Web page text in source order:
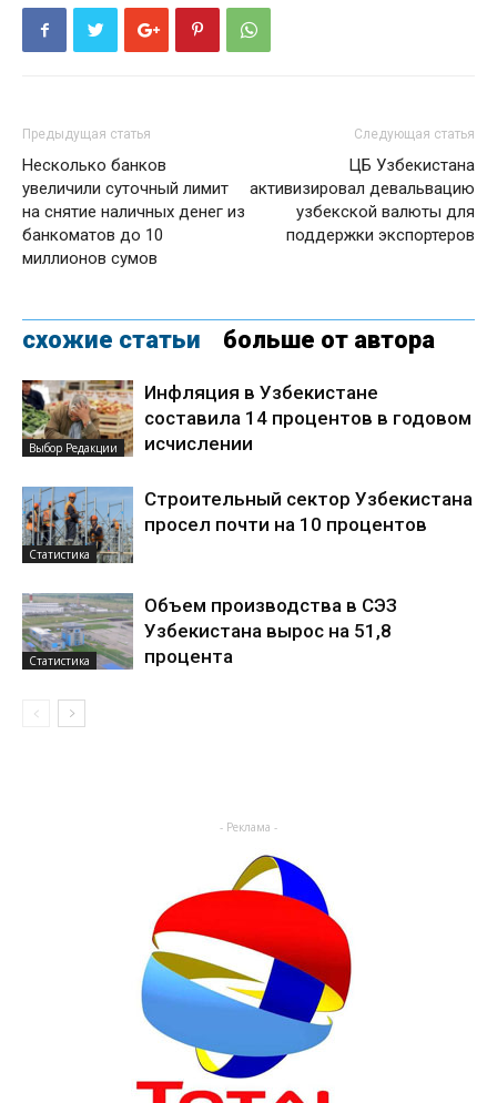
Предыдущая статья
Несколько банков
увеличили суточный лимит
на снятие наличных денег из
банкоматов до 10
миллионов сумов
Следующая статья
ЦБ Узбекистана
активизировал девальвацию
узбекской валюты для
поддержки экспортеров
схожие статьи больше от автора
Выбор Редакции
Инфляция в Узбекистане
составила 14 процентов в годовом
исчислении
Статистика
Строительный сектор Узбекистана
просел почти на 10 процентов
Статистика
Объем производства в СЭЗ
Узбекистана вырос на 51,8
процента
- Реклама -